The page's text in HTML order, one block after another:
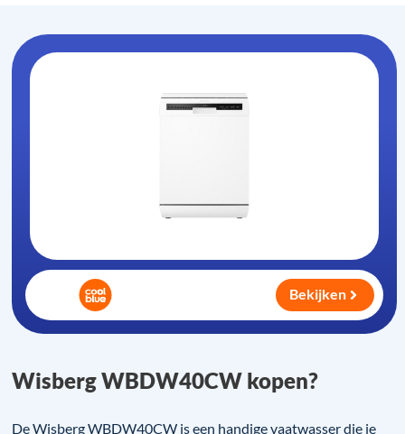
Wisberg WBDW40CW kopen?
De Wisberg WBDW40CW is een handige vaatwasser die je
Bekijken